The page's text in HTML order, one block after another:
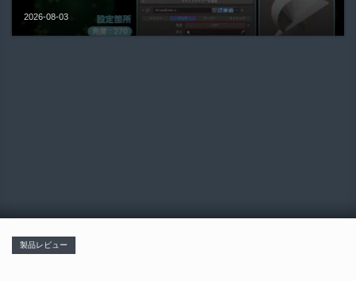
2026-08-05
2026-08-03
2026-08-03
2026-08-02
2026-08-01
製品レビュー